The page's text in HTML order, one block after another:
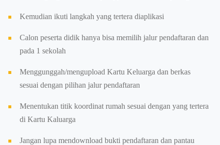
Kemudian ikuti langkah yang tertera diaplikasi
Calon peserta didik hanya bisa memilih jalur pendaftaran dan
pada 1 sekolah
Menggunggah/mengupload Kartu Keluarga dan berkas
sesuai dengan pilihan jalur pendaftaran
Menentukan titik koordinat rumah sesuai dengan yang tertera
di Kartu Kaluarga
Jangan lupa mendownload bukti pendaftaran dan pantau